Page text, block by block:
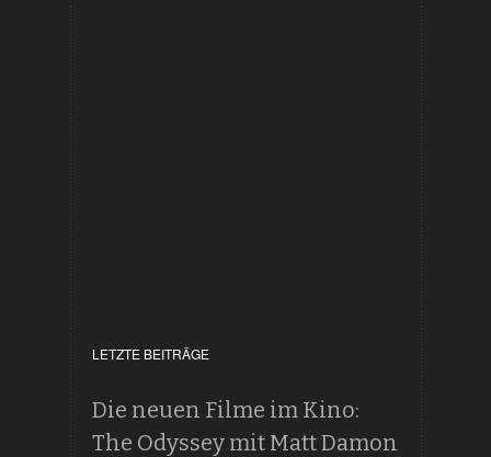
LETZTE BEITRÄGE
Die neuen Filme im Kino:
The Odyssey mit Matt Damon